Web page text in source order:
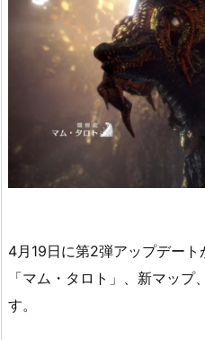
4月19日に第2弾アップデー
「マム・タロト」、新マッ
す。